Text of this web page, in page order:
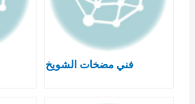
فني مضخات الشويخ